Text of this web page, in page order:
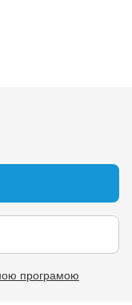
програмою